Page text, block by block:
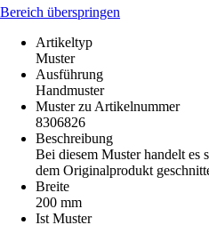
Bereich überspringen
Artikeltyp
Muster
Ausführung
Handmuster
Muster zu Artikelnummer
8306826
Beschreibung
Bei diesem Muster handelt es
dem Originalprodukt
Breite
200 mm
Ist Muster